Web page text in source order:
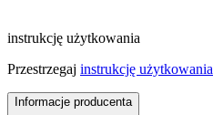
instrukcję użytkowania
Przestrzegaj instrukcję użytkowania
Informacje producenta